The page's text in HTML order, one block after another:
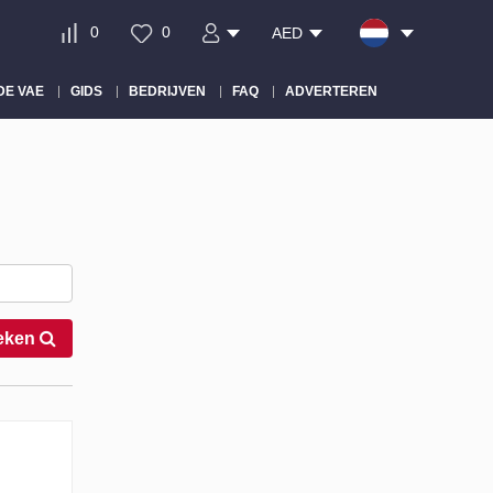
0 0 AED
VAE GIDS BEDRIJVEN FAQ ADVERTEREN